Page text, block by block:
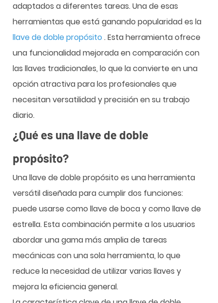
adaptados a diferentes tareas. Una de esas
herramientas que está ganando popularidad es la
llave de doble propósito. Esta herramienta ofrece
una funcionalidad mejorada en comparación con
las llaves tradicionales, lo que la convierte en una
opción atractiva para los profesionales que
necesitan versatilidad y precisión en su trabajo
diario.
¿Qué es una llave de doble
propósito?
Una llave de doble propósito es una herramienta
versátil diseñada para cumplir dos funciones:
puede usarse como llave de boca y como llave de
estrella. Esta combinación permite a los usuarios
abordar una gama más amplia de tareas
mecánicas con una sola herramienta, lo que
reduce la necesidad de utilizar varias llaves y
mejora la eficiencia general.